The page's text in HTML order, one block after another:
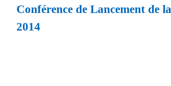
Conférence de Lancement de
2014